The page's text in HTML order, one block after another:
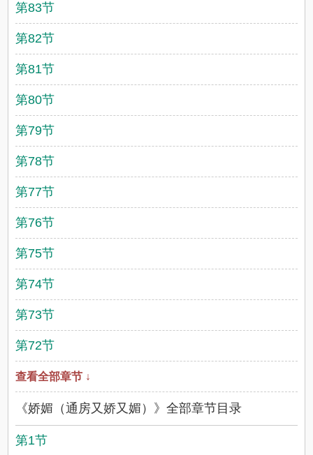
第83节
第82节
第81节
第80节
第79节
第78节
第77节
第76节
第75节
第74节
第73节
第72节
查看全部章节 ↓
《娇媚（通房又娇又媚）》全部章节目录
第1节